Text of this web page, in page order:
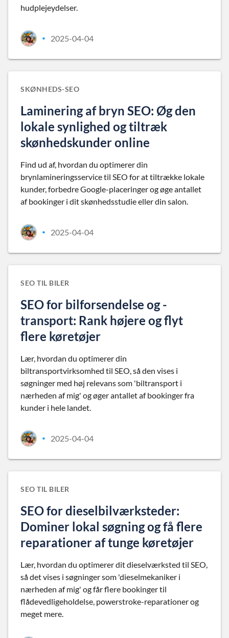
hudplejeydelser.
• 2025-04-04
SKØNHEDS-SEO
Laminering af bryn SEO: Øg den
lokale synlighed og tiltræk
skønhedskunder online
Find ud af, hvordan du optimerer din
brynlamineringsservice til SEO for at tiltrække lokale
kunder, forbedre Google-placeringer og øge antallet
af bookinger i dit skønhedsstudie eller din salon.
• 2025-04-04
SEO TIL BILER
SEO for bilforsendelse og -
transport: Rank højere og flyt
flere køretøjer
Lær, hvordan du optimerer din
biltransportvirksomhed til SEO, så den vises i
søgninger med høj relevans som 'biltransport i
nærheden af mig' og øger antallet af bookinger fra
kunder i hele landet.
• 2025-04-04
SEO TIL BILER
SEO for dieselbilværksteder:
Dominer lokal søgning og få flere
reparationer af tunge køretøjer
Lær, hvordan du optimerer dit dieselværksted til SEO,
så det vises i søgninger som 'dieselmekaniker i
nærheden af mig' og får flere bookinger til
flådevedligeholdelse, powerstroke-reparationer og
meget mere.